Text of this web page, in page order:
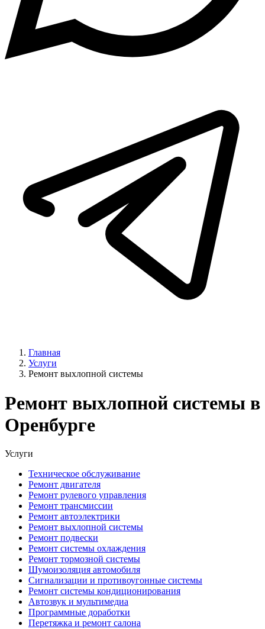
Главная
Услуги
Ремонт выхлопной системы
Ремонт выхлопной системы в
Оренбурге
Услуги
Техническое обслуживание
Ремонт двигателя
Ремонт рулевого управления
Ремонт трансмиссии
Ремонт автоэлектрики
Ремонт выхлопной системы
Ремонт подвески
Ремонт системы охлаждения
Ремонт тормозной системы
Шумоизоляция автомобиля
Сигнализации и противоугонные системы
Ремонт системы кондиционирования
Автозвук и мультимедиа
Программные доработки
Перетяжка и ремонт салона